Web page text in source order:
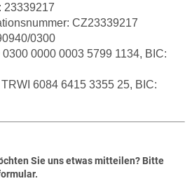
23339217
CZ23339217
0300
0000 0003 5799 1134, BIC:
6084 6415 3355 25, BIC:
Sie uns etwas mitteilen? Bitte